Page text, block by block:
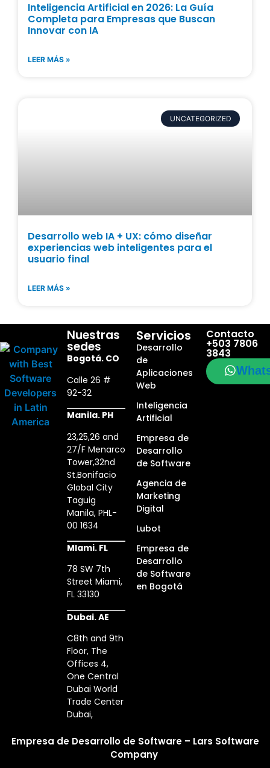
Inteligencia Artificial en 2026: La Guía
Completa para Empresas que Buscan
Innovar con IA
LEER MÁS »
UNCATEGORIZED
Desarrollo web IA + UX: cómo diseñar
experiencias web inteligentes para el
usuario final
LEER MÁS »
Nuestras
sedes
Bogotá. CO
Calle 26 #
92-32
Manila. PH
23,25,26 and
27/F Menarco
Tower,32nd
St.Bonifacio
Global City
Taguig
Manila, PHL-
00 1634
MIami. FL
78 SW 7th
Street Miami,
FL 33130
Dubai. AE
C8th and 9th
Floor, The
Offices 4,
One Central
Dubai World
Trade Center
Dubai,
Servicios
Desarrollo
de
Aplicaciones
Web
Inteligencia
Artificial
Empresa de
Desarrollo
de Software
Agencia de
Marketing
Digital
Lubot
Empresa de
Desarrollo
de Software
en Bogotá
Contacto
+503 7806
3843
Empresa de Desarrollo de Software – Lars Software
Company